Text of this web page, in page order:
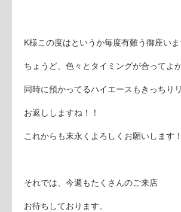
K様この度はというか毎度有難う御座いま
ちょうど、色々とタイミングが合ってよ
同時に預かってるハイエースもきっちり
お返ししますね！！
これからも末永くよろしくお願いします！
それでは、今週もたくさんのご来店
お待ちしております。